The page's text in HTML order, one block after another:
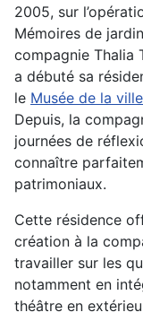
2005, sur
Mémoires de
compagnie Thalia
a débuté sa
le Musée de la
Depuis, la
journées de
connaître
patrimoniaux.
Cette résidence
création à la
travailler sur les
notamment en
théâtre en